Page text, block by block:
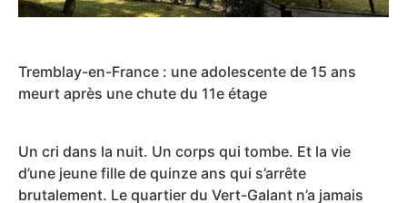
Tremblay-en-France : une adolescente de 15 ans
meurt après une chute du 11e étage
Un cri dans la nuit. Un corps qui tombe. Et la vie
d’une jeune fille de quinze ans qui s’arrête
brutalement. Le quartier du Vert-Galant n’a jamais